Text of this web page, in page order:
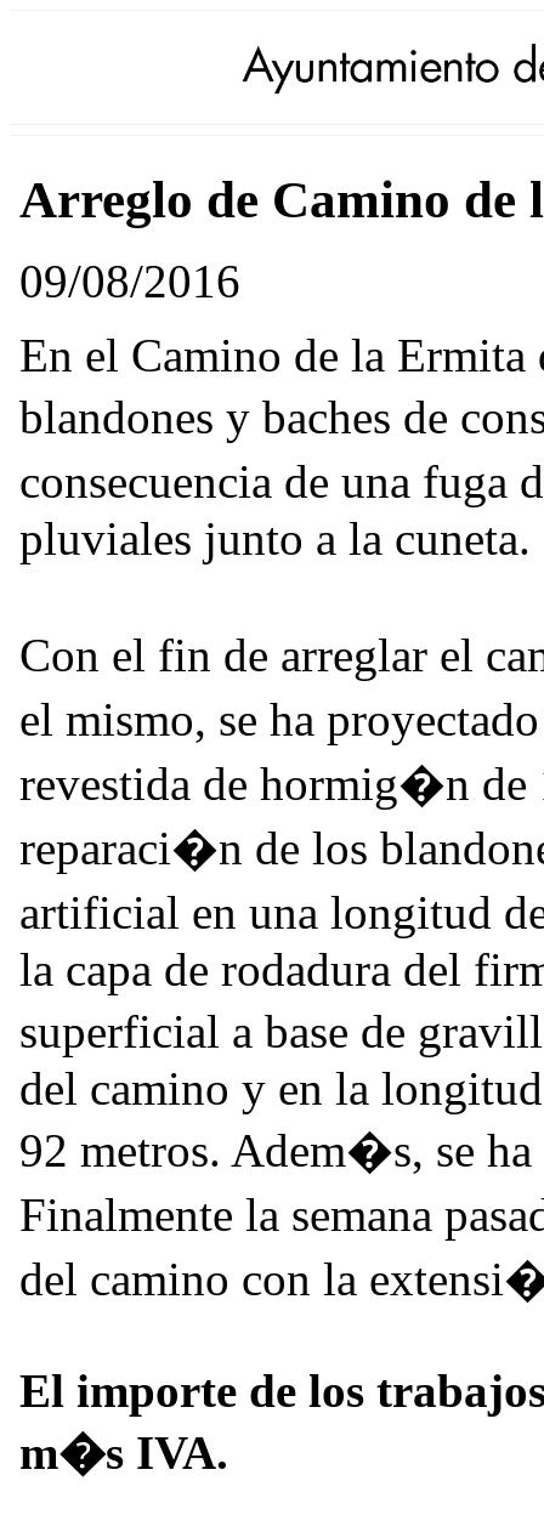
Arreglo de Camino de
09/08/2016
En el Camino de la Ermita
blandones y baches de
consecuencia de una
pluviales junto a la cuneta.
Con el fin de arreglar el
el mismo, se ha
revestida de hormig�n de
reparaci�n de los
artificial en una longitud
la capa de rodadura del
superficial a base de
del camino y en la
92 metros. Adem�s, se
Finalmente la semana
del camino con la
El importe de los
m�s IVA.